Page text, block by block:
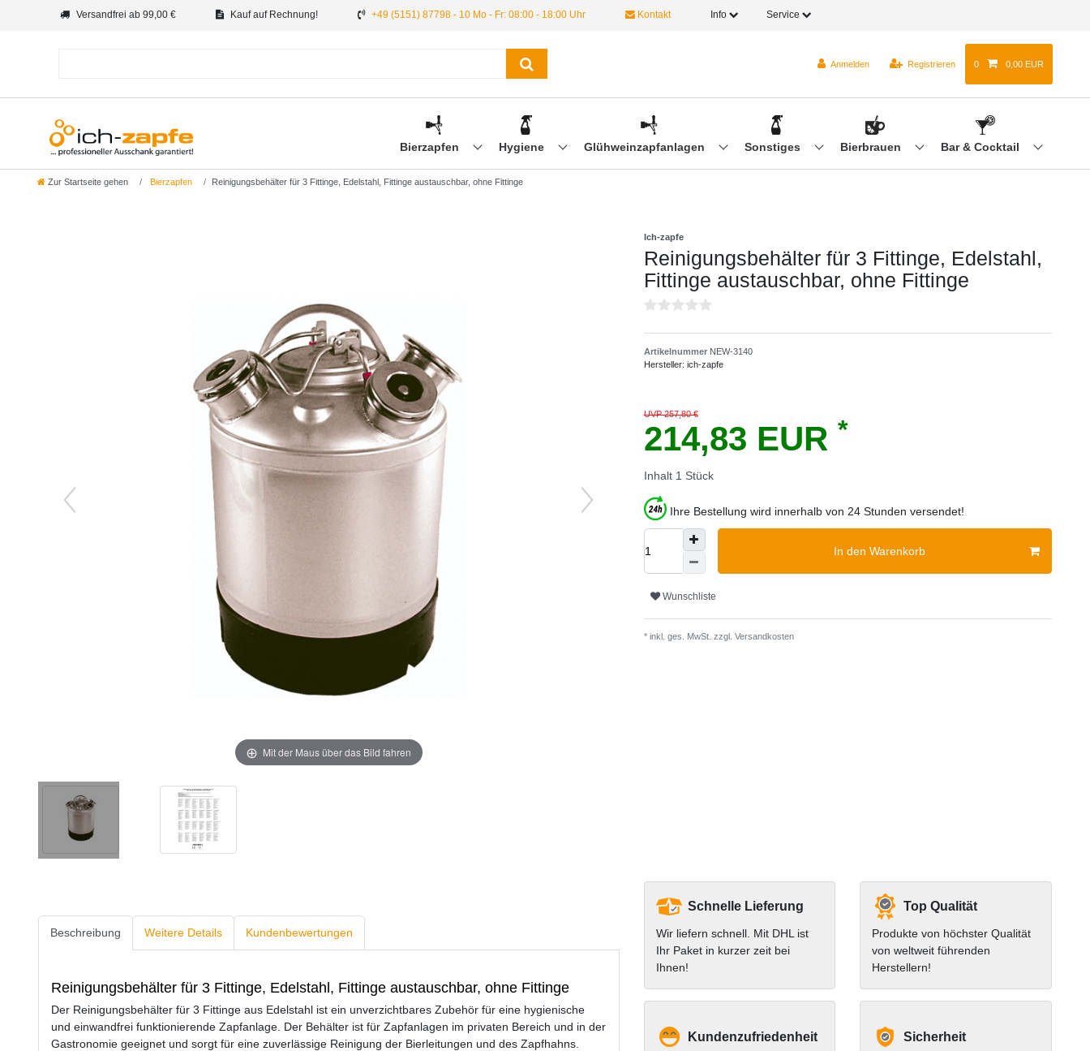
Versandfrei ab 99,00 € Kauf auf Rechnung! +49 (5151) 87798 - 10 Mo - Fr: 08:00 - 18:00 Uhr Kontakt Info Service
Anmelden Registrieren 0 0,00 EUR
Bierzapfen Hygiene Glühweinzapfanlagen Sonstiges Bierbrauen Bar & Cocktail
Zur Startseite gehen Bierzapfen Reinigungsbehälter für 3 Fittinge, Edelstahl, Fittinge austauschbar, ohne Fittinge
Mit der Maus über das Bild fahren
Ich-zapfe
Reinigungsbehälter für 3 Fittinge, Edelstahl,
Fittinge austauschbar, ohne Fittinge
Artikelnummer NEW-3140
Hersteller: ich-zapfe
UVP 257,80 €
214,83 EUR *
Inhalt 1 Stück
Ihre Bestellung wird innerhalb von 24 Stunden versendet!
In den Warenkorb
Wunschliste
* inkl. ges. MwSt. zzgl. Versandkosten
Beschreibung Weitere Details Kundenbewertungen
Reinigungsbehälter für 3 Fittinge, Edelstahl, Fittinge austauschbar, ohne Fittinge
Der Reinigungsbehälter für 3 Fittinge aus Edelstahl ist ein unverzichtbares Zubehör für eine hygienische
und einwandfrei funktionierende Zapfanlage. Der Behälter ist für Zapfanlagen im privaten Bereich und in der
Gastronomie geeignet und sorgt für eine zuverlässige Reinigung der Bierleitungen und des Zapfhahns.
Schnelle Lieferung
Wir liefern schnell. Mit DHL ist
Ihr Paket in kurzer zeit bei
Ihnen!
Top Qualität
Produkte von höchster Qualität
von weltweit führenden
Herstellern!
Kundenzufriedenheit Sicherheit